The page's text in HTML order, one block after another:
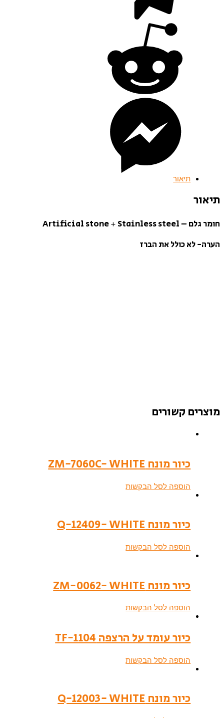
תיאור
תיאור
חומר גלם – Artificial stone + Stainless steel
הערה- לא כולל את הברז
מוצרים קשורים
כיור מונח ZM-7060C- WHITE
הוספה לסל הבקשות
כיור מונח Q-12409- WHITE
הוספה לסל הבקשות
כיור מונח ZM-0062- WHITE
הוספה לסל הבקשות
כיור עומד על הרצפה TF-1104
הוספה לסל הבקשות
כיור מונח Q-12003- WHITE